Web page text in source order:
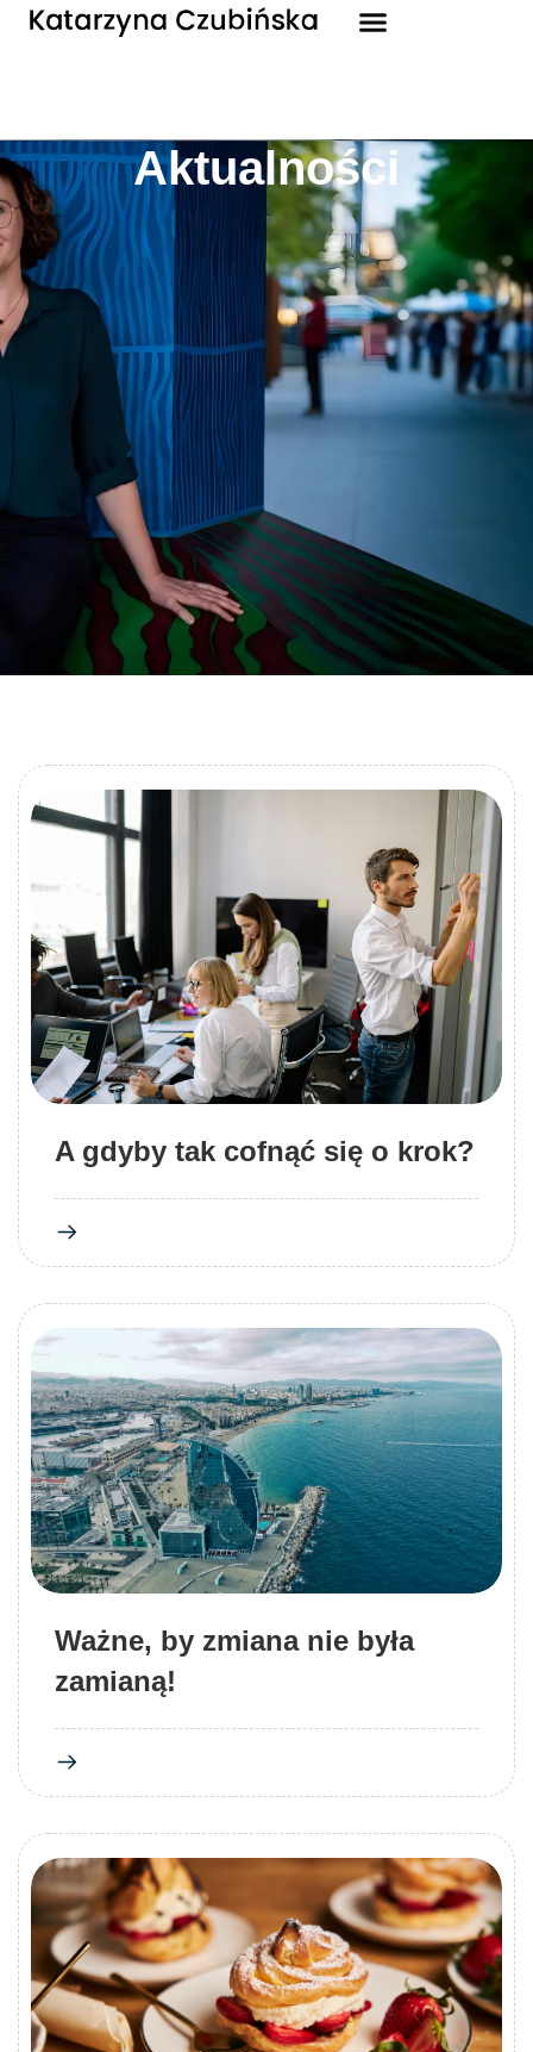
Aktualności
A gdyby tak cofnąć się o krok?
Ważne, by zmiana nie była
zamianą!